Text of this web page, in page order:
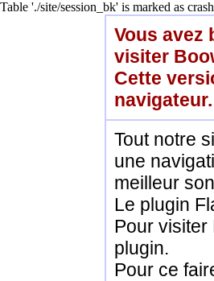
Table './site/session_bk' is marked as
Vous avez
visiter
Cette
navigateur.
Tout notre
une
meilleur
Le plugin
Pour visiter
plugin.
Pour ce